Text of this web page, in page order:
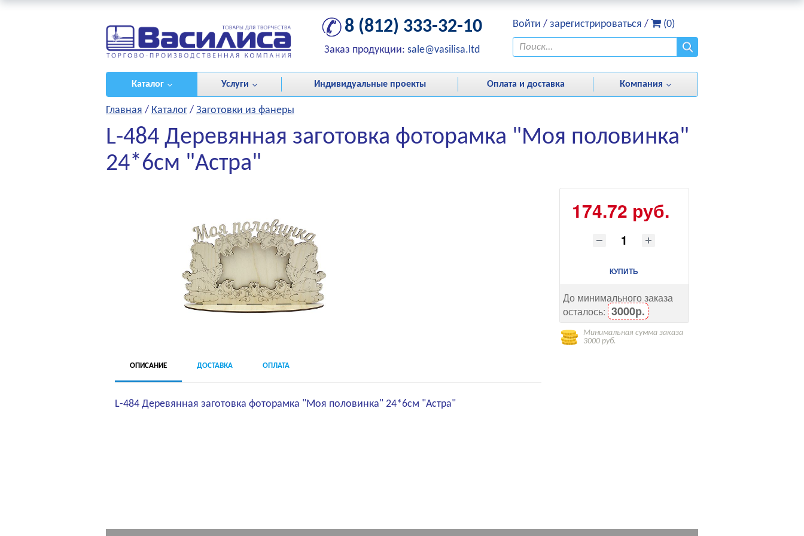
8 (812) 333-32-10
Заказ продукции: sale@vasilisa.ltd
Войти / зарегистрироваться / (0)
Каталог Услуги Индивидуальные проекты Оплата и доставка Компания
Главная / Каталог / Заготовки из фанеры
L-484 Деревянная заготовка фоторамка "Моя половинка"
24*6см "Астра"
174.72 руб.
КУПИТЬ
До минимального заказа
осталось: 3000р.
Минимальная сумма заказа
3000 руб.
ОПИСАНИЕ ДОСТАВКА ОПЛАТА
L-484 Деревянная заготовка фоторамка "Моя половинка" 24*6см "Астра"